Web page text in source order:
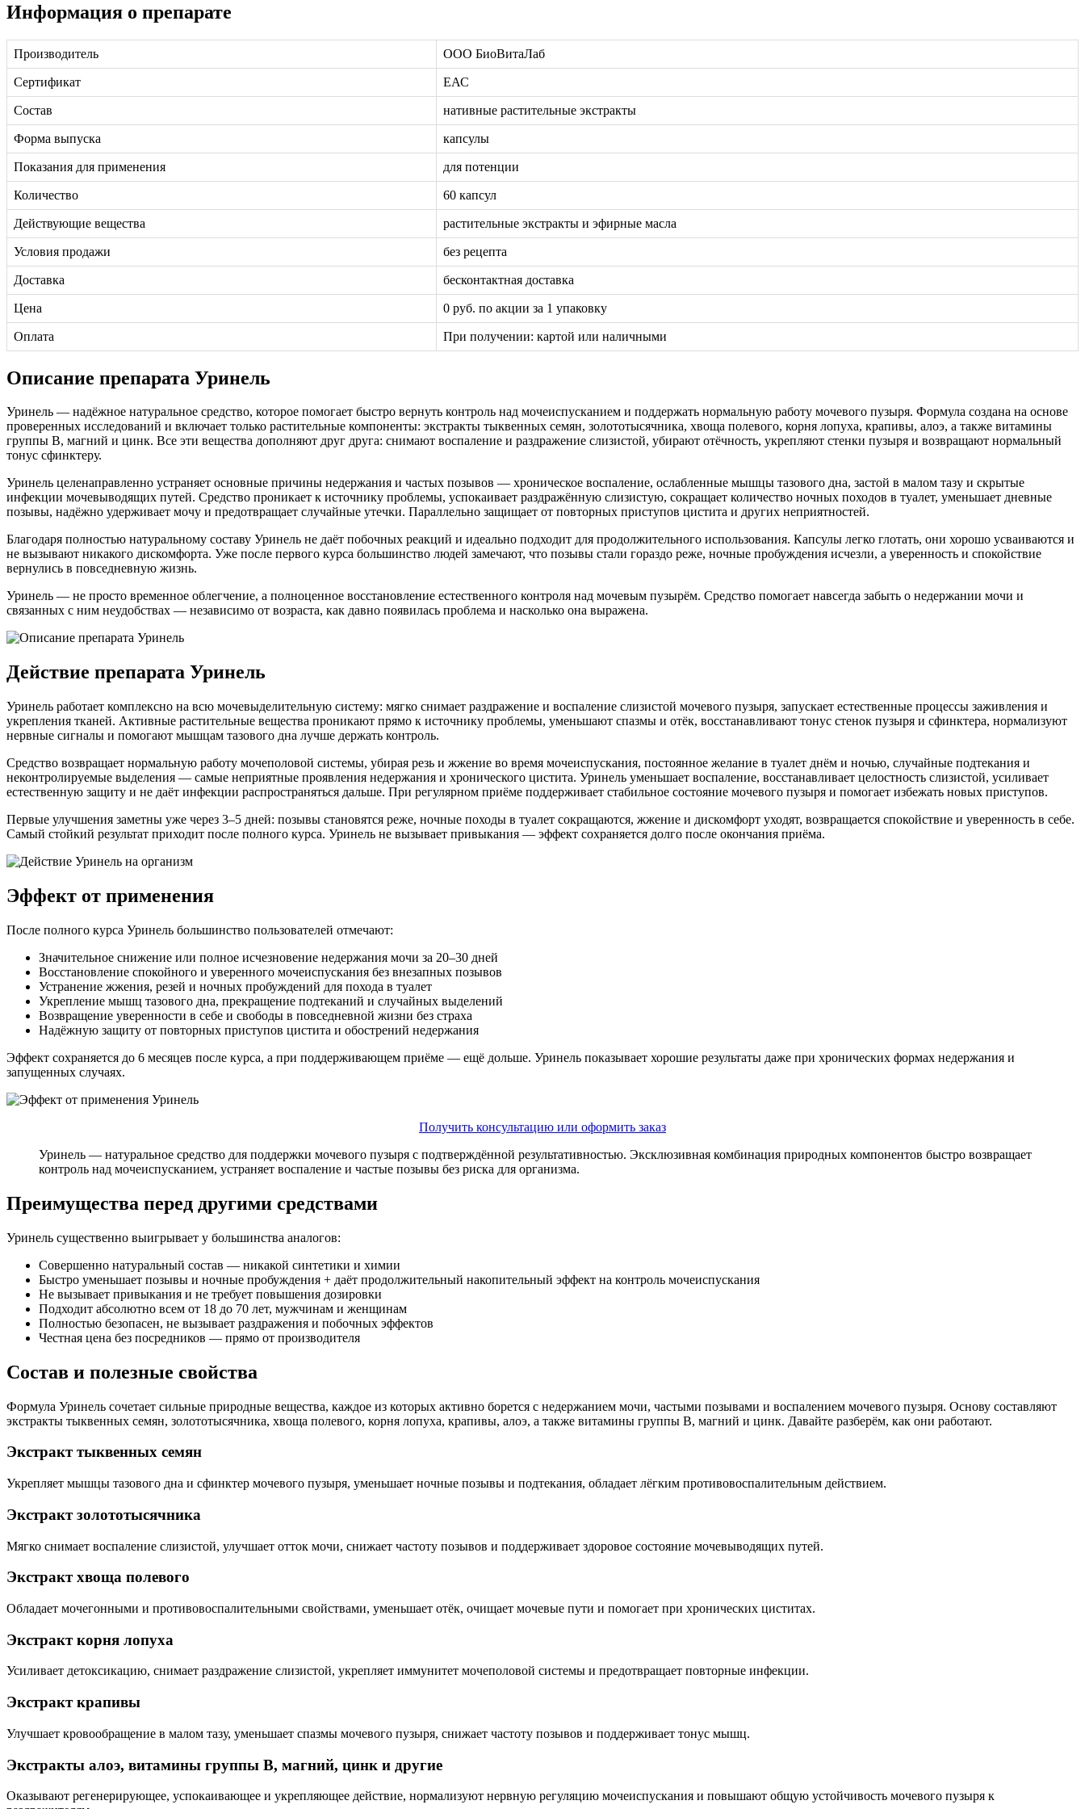
Информация о препарате
Производитель ООО БиоВитаЛаб
Сертификат ЕАС
Состав нативные растительные экстракты
Форма выпуска капсулы
Показания для применения для потенции
Количество 60 капсул
Действующие вещества растительные экстракты и эфирные масла
Условия продажи без рецепта
Доставка бесконтактная доставка
Цена 0 руб. по акции за 1 упаковку
Оплата При получении: картой или наличными
Описание препарата Уринель
Уринель — надёжное натуральное средство, которое помогает быстро вернуть контроль над мочеиспусканием и поддержать нормальную работу мочевого пузыря. Формула создана на основе
проверенных исследований и включает только растительные компоненты: экстракты тыквенных семян, золототысячника, хвоща полевого, корня лопуха, крапивы, алоэ, а также витамины
группы B, магний и цинк. Все эти вещества дополняют друг друга: снимают воспаление и раздражение слизистой, убирают отёчность, укрепляют стенки пузыря и возвращают нормальный
тонус сфинктеру.
Уринель целенаправленно устраняет основные причины недержания и частых позывов — хроническое воспаление, ослабленные мышцы тазового дна, застой в малом тазу и скрытые
инфекции мочевыводящих путей. Средство проникает к источнику проблемы, успокаивает раздражённую слизистую, сокращает количество ночных походов в туалет, уменьшает дневные
позывы, надёжно удерживает мочу и предотвращает случайные утечки. Параллельно защищает от повторных приступов цистита и других неприятностей.
Благодаря полностью натуральному составу Уринель не даёт побочных реакций и идеально подходит для продолжительного использования. Капсулы легко глотать, они хорошо усваиваются и
не вызывают никакого дискомфорта. Уже после первого курса большинство людей замечают, что позывы стали гораздо реже, ночные пробуждения исчезли, а уверенность и спокойствие
вернулись в повседневную жизнь.
Уринель — не просто временное облегчение, а полноценное восстановление естественного контроля над мочевым пузырём. Средство помогает навсегда забыть о недержании мочи и
связанных с ним неудобствах — независимо от возраста, как давно появилась проблема и насколько она выражена.
Действие препарата Уринель
Уринель работает комплексно на всю мочевыделительную систему: мягко снимает раздражение и воспаление слизистой мочевого пузыря, запускает естественные процессы заживления и
укрепления тканей. Активные растительные вещества проникают прямо к источнику проблемы, уменьшают спазмы и отёк, восстанавливают тонус стенок пузыря и сфинктера, нормализуют
нервные сигналы и помогают мышцам тазового дна лучше держать контроль.
Средство возвращает нормальную работу мочеполовой системы, убирая резь и жжение во время мочеиспускания, постоянное желание в туалет днём и ночью, случайные подтекания и
неконтролируемые выделения — самые неприятные проявления недержания и хронического цистита. Уринель уменьшает воспаление, восстанавливает целостность слизистой, усиливает
естественную защиту и не даёт инфекции распространяться дальше. При регулярном приёме поддерживает стабильное состояние мочевого пузыря и помогает избежать новых приступов.
Первые улучшения заметны уже через 3–5 дней: позывы становятся реже, ночные походы в туалет сокращаются, жжение и дискомфорт уходят, возвращается спокойствие и уверенность в себе.
Самый стойкий результат приходит после полного курса. Уринель не вызывает привыкания — эффект сохраняется долго после окончания приёма.
Эффект от применения
После полного курса Уринель большинство пользователей отмечают:
Значительное снижение или полное исчезновение недержания мочи за 20–30 дней
Восстановление спокойного и уверенного мочеиспускания без внезапных позывов
Устранение жжения, резей и ночных пробуждений для похода в туалет
Укрепление мышц тазового дна, прекращение подтеканий и случайных выделений
Возвращение уверенности в себе и свободы в повседневной жизни без страха
Надёжную защиту от повторных приступов цистита и обострений недержания
Эффект сохраняется до 6 месяцев после курса, а при поддерживающем приёме — ещё дольше. Уринель показывает хорошие результаты даже при хронических формах недержания и
запущенных случаях.
Получить консультацию или оформить заказ
Уринель — натуральное средство для поддержки мочевого пузыря с подтверждённой результативностью. Эксклюзивная комбинация природных компонентов быстро возвращает
контроль над мочеиспусканием, устраняет воспаление и частые позывы без риска для организма.
Преимущества перед другими средствами
Уринель существенно выигрывает у большинства аналогов:
Совершенно натуральный состав — никакой синтетики и химии
Быстро уменьшает позывы и ночные пробуждения + даёт продолжительный накопительный эффект на контроль мочеиспускания
Не вызывает привыкания и не требует повышения дозировки
Подходит абсолютно всем от 18 до 70 лет, мужчинам и женщинам
Полностью безопасен, не вызывает раздражения и побочных эффектов
Честная цена без посредников — прямо от производителя
Состав и полезные свойства
Формула Уринель сочетает сильные природные вещества, каждое из которых активно борется с недержанием мочи, частыми позывами и воспалением мочевого пузыря. Основу составляют
экстракты тыквенных семян, золототысячника, хвоща полевого, корня лопуха, крапивы, алоэ, а также витамины группы B, магний и цинк. Давайте разберём, как они работают.
Экстракт тыквенных семян
Укрепляет мышцы тазового дна и сфинктер мочевого пузыря, уменьшает ночные позывы и подтекания, обладает лёгким противовоспалительным действием.
Экстракт золототысячника
Мягко снимает воспаление слизистой, улучшает отток мочи, снижает частоту позывов и поддерживает здоровое состояние мочевыводящих путей.
Экстракт хвоща полевого
Обладает мочегонными и противовоспалительными свойствами, уменьшает отёк, очищает мочевые пути и помогает при хронических циститах.
Экстракт корня лопуха
Усиливает детоксикацию, снимает раздражение слизистой, укрепляет иммунитет мочеполовой системы и предотвращает повторные инфекции.
Экстракт крапивы
Улучшает кровообращение в малом тазу, уменьшает спазмы мочевого пузыря, снижает частоту позывов и поддерживает тонус мышц.
Экстракты алоэ, витамины группы B, магний, цинк и другие
Оказывают регенерирующее, успокаивающее и укрепляющее действие, нормализуют нервную регуляцию мочеиспускания и повышают общую устойчивость мочевого пузыря к